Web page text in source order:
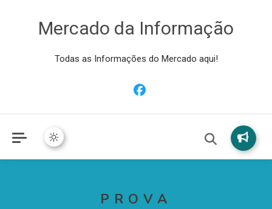
Mercado da Informação
Todas as Informações do Mercado aqui!
PROVA